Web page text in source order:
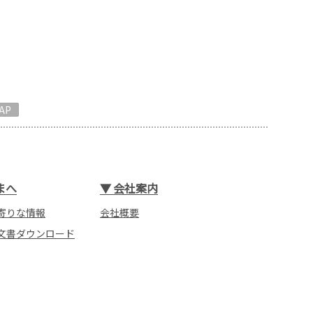
へ
りな情報
書ダウンロード
▼会社案内
会社概要